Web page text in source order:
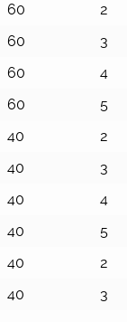
60
2
60
3
60
4
60
5
40
2
40
3
40
4
40
5
40
2
40
3